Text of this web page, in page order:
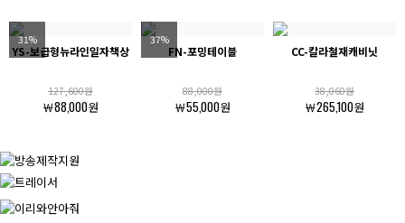
31%
YS-보급형뉴라인일자책상
127,600원
￦88,000원
37%
FN-포밍테이블
88,000원
￦55,000원
CC-칼라철재캐비닛
38,060원
￦265,100원